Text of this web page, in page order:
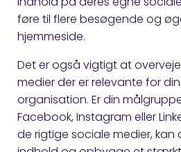
føre til flere besøgende og
hjemmeside.
Det er også vigtigt at
medier der er relevante for
organisation. Er din
Facebook, Instagram eller
de rigtige sociale medier, kan